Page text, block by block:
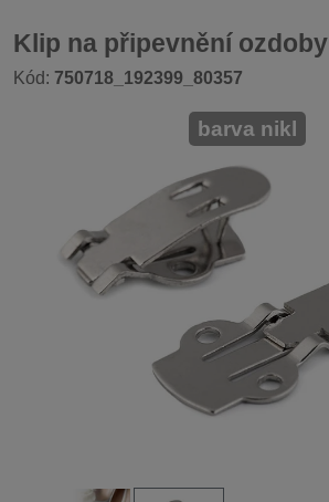
Klip na připevnění ozdoby
Kód: 750718_192399_80357
barva nikl